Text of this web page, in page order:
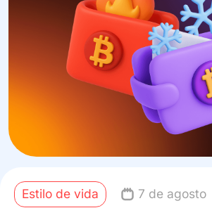
Estilo de vida 7 de agosto